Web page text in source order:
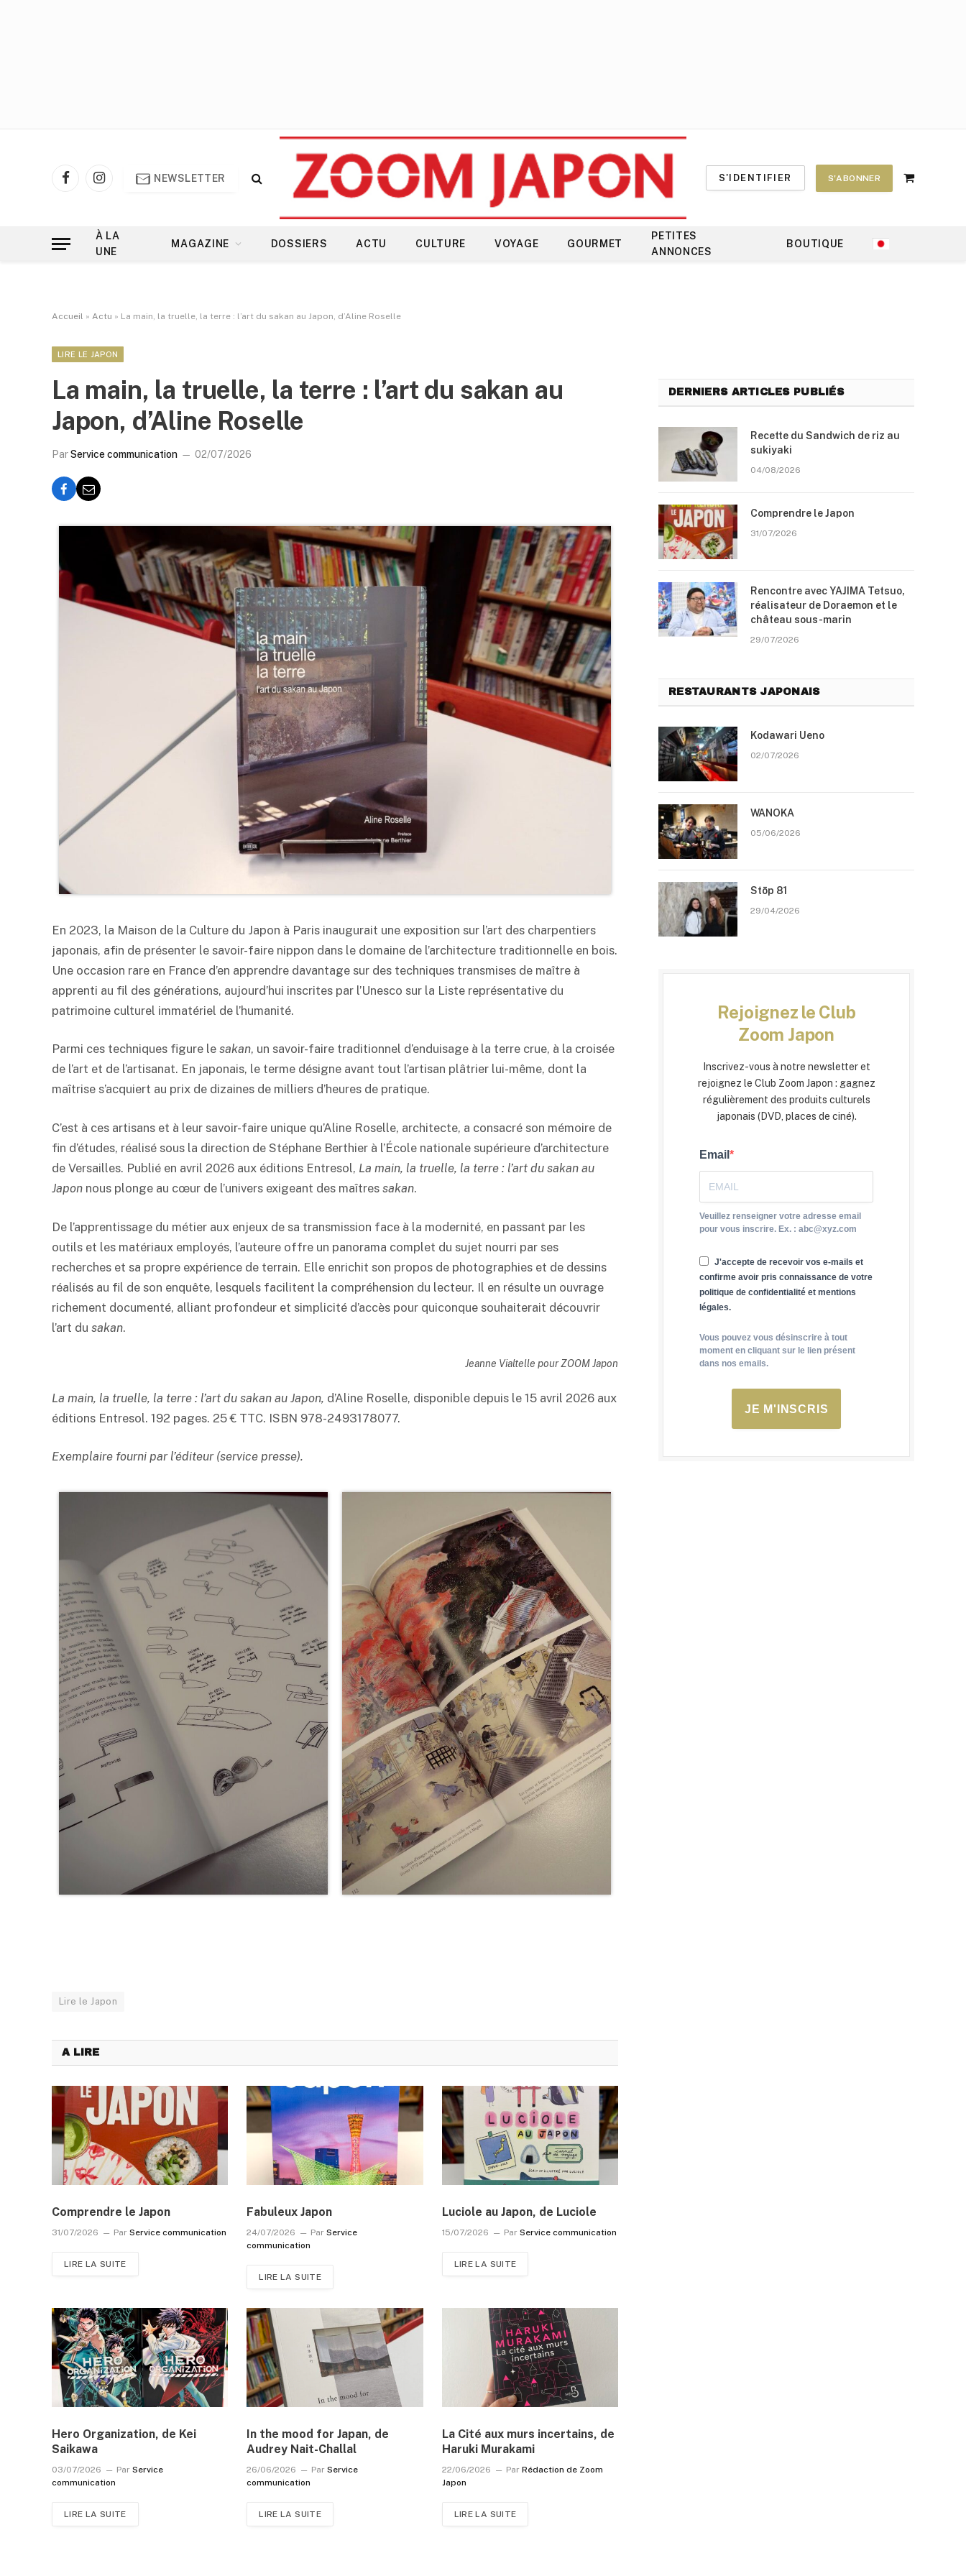
FacebookInstagram
NEWSLETTER S'IDENTIFIER S'ABONNER
Shopping
À LA
UNE
MAGAZINE DOSSIERS ACTU CULTURE VOYAGE GOURMET
PETITES
ANNONCES
BOUTIQUE
Accueil » Actu » La main, la truelle, la terre : l’art du sakan au Japon, d’Aline Roselle
LIRE LE JAPON
La main, la truelle, la terre : l’art du sakan au
Japon, d’Aline Roselle
ParService communication 02/07/2026
En 2023, la Maison de la Culture du Japon à Paris inaugurait une exposition sur l’art des charpentiers
japonais, afin de présenter le savoir-faire nippon dans le domaine de l’architecture traditionnelle en bois.
Une occasion rare en France d’en apprendre davantage sur des techniques transmises de maître à
apprenti au fil des générations, aujourd’hui inscrites par l’Unesco sur la Liste représentative du
patrimoine culturel immatériel de l’humanité.
Parmi ces techniques figure le sakan, un savoir-faire traditionnel d’enduisage à la terre crue, à la croisée
de l’art et de l’artisanat. En japonais, le terme désigne avant tout l’artisan plâtrier lui-même, dont la
maîtrise s’acquiert au prix de dizaines de milliers d’heures de pratique.
C’est à ces artisans et à leur savoir-faire unique qu’Aline Roselle, architecte, a consacré son mémoire de
fin d’études, réalisé sous la direction de Stéphane Berthier à l’École nationale supérieure d’architecture
de Versailles. Publié en avril 2026 aux éditions Entresol, La main, la truelle, la terre : l’art du sakan au
Japon nous plonge au cœur de l’univers exigeant des maîtres sakan.
De l’apprentissage du métier aux enjeux de sa transmission face à la modernité, en passant par les
outils et les matériaux employés, l’auteure offre un panorama complet du sujet nourri par ses
recherches et sa propre expérience de terrain. Elle enrichit son propos de photographies et de dessins
réalisés au fil de son enquête, lesquels facilitent la compréhension du lecteur. Il en résulte un ouvrage
richement documenté, alliant profondeur et simplicité d’accès pour quiconque souhaiterait découvrir
l’art du sakan.
Jeanne Vialtelle pour ZOOM Japon
La main, la truelle, la terre : l’art du sakan au Japon, d’Aline Roselle, disponible depuis le 15 avril 2026 aux
éditions Entresol. 192 pages. 25 € TTC. ISBN 978-2493178077.
Exemplaire fourni par l’éditeur (service presse).
Lire le Japon
A LIRE
Comprendre le Japon
31/07/2026 Par Service communication
LIRE LA SUITE
Fabuleux Japon
24/07/2026 Par Service
communication
LIRE LA SUITE
Luciole au Japon, de Luciole
15/07/2026 Par Service communication
LIRE LA SUITE
Hero Organization, de Kei
Saikawa
03/07/2026 Par Service
communication
LIRE LA SUITE
In the mood for Japan, de
Audrey Nait-Challal
26/06/2026 Par Service
communication
LIRE LA SUITE
La Cité aux murs incertains, de
Haruki Murakami
22/06/2026 Par Rédaction de Zoom
Japon
LIRE LA SUITE
DERNIERS ARTICLES PUBLIÉS
Recette du Sandwich de riz au
sukiyaki
04/08/2026
Comprendre le Japon
31/07/2026
Rencontre avec YAJIMA Tetsuo,
réalisateur de Doraemon et le
château sous-marin
29/07/2026
RESTAURANTS JAPONAIS
Kodawari Ueno
02/07/2026
WANOKA
05/06/2026
Stōp 81
29/04/2026
Rejoignez le Club
Zoom Japon
Inscrivez-vous à notre newsletter et
rejoignez le Club Zoom Japon : gagnez
régulièrement des produits culturels
japonais (DVD, places de ciné).
Email
Veuillez renseigner votre adresse email
pour vous inscrire. Ex. : abc@xyz.com
J'accepte de recevoir vos e-mails et
confirme avoir pris connaissance de votre
politique de confidentialité et mentions
légales.
Vous pouvez vous désinscrire à tout
moment en cliquant sur le lien présent
dans nos emails.
JE M'INSCRIS